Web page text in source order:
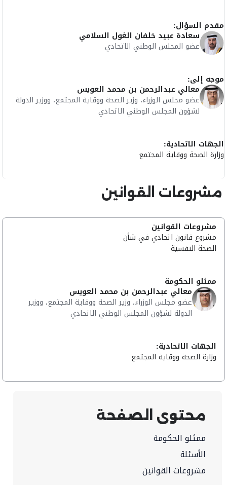
مقدم السؤال:
سعادة عبيد خلفان الغول السلامي
عضو المجلس الوطني الاتحادي
موجه إلى:
معالي عبدالرحمن بن محمد العويس
عضو مجلس الوزراء، وزير الصحة ووقاية المجتمع، ووزير الدولة
لشؤون المجلس الوطني الاتحادي
الجهات الاتحادية:
وزارة الصحة ووقاية المجتمع
مشروعات القوانين
مشروعات القوانين
مشروع قانون اتحادي في شأن
الصحة النفسية
ممثلو الحكومة
معالي عبدالرحمن بن محمد العويس
عضو مجلس الوزراء، وزير الصحة ووقاية المجتمع، ووزير
الدولة لشؤون المجلس الوطني الاتحادي
الجهات الاتحادية:
وزارة الصحة ووقاية المجتمع
محتوى الصفحة
ممثلو الحكومة
الأسئلة
مشروعات القوانين